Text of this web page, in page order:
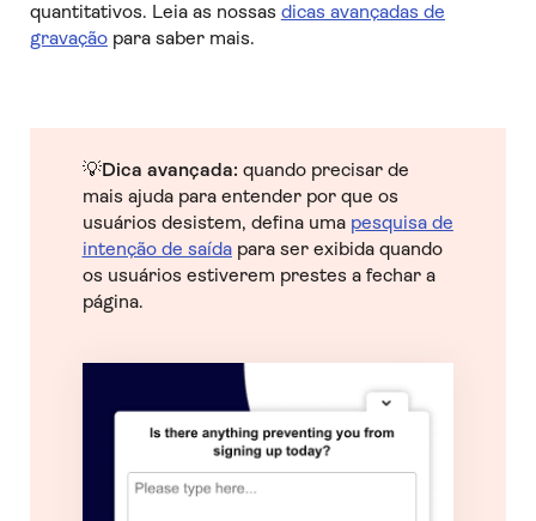
quantitativos. Leia as nossas dicas avançadas de
gravaçãopara saber mais.
💡Dica avançada: quando precisar de
mais ajuda para entender por que os
usuários desistem, defina uma pesquisa de
intenção de saídapara ser exibida quando
os usuários estiverem prestes a fechar a
página.